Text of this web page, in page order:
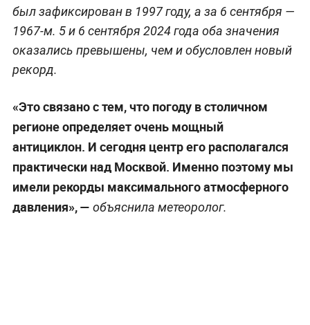
был зафиксирован в 1997 году, а за 6 сентября —
1967-м. 5 и 6 сентября 2024 года оба значения
оказались превышены, чем и обусловлен новый
рекорд.
«Это связано с тем, что погоду в столичном
регионе определяет очень мощный
антициклон. И сегодня центр его располагался
практически над Москвой. Именно поэтому мы
имели рекорды максимального атмосферного
давления»,— объяснила метеоролог.